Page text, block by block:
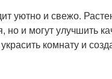
уютно и свежо.
и могут улучшить
комнату и